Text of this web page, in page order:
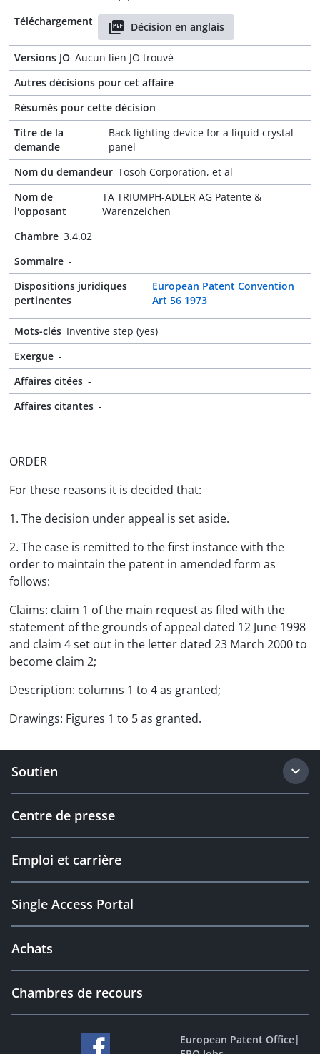
Téléchargement
Décision en anglais
Versions JO Aucun lien JO trouvé
Autres décisions pour cet affaire -
Résumés pour cette décision -
Titre de la
demande
Back lighting device for a liquid crystal
panel
Nom du demandeur Tosoh Corporation, et al
Nom de
l'opposant
TA TRIUMPH-ADLER AG Patente &
Warenzeichen
Chambre 3.4.02
Sommaire -
Dispositions juridiques
pertinentes
European Patent Convention
Art 56 1973
Mots-clés Inventive step (yes)
Exergue -
Affaires citées -
Affaires citantes -
ORDER
For these reasons it is decided that:
1. The decision under appeal is set aside.
2. The case is remitted to the first instance with the
order to maintain the patent in amended form as
follows:
Claims: claim 1 of the main request as filed with the
statement of the grounds of appeal dated 12 June 1998
and claim 4 set out in the letter dated 23 March 2000 to
become claim 2;
Description: columns 1 to 4 as granted;
Drawings: Figures 1 to 5 as granted.
Soutien
Centre de presse
Emploi et carrière
Single Access Portal
Achats
Chambres de recours
European Patent Office|